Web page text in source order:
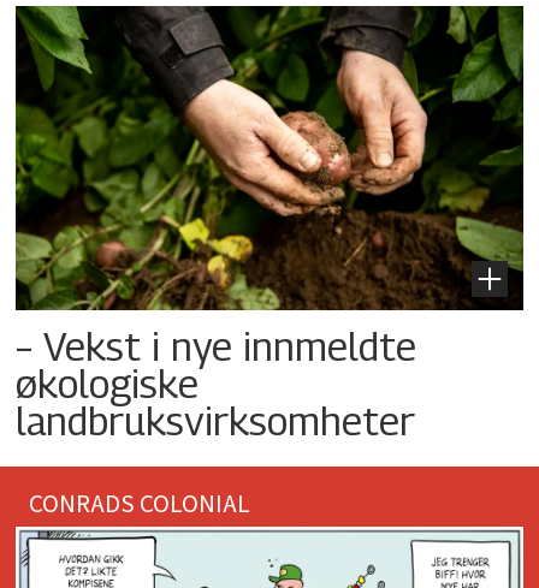
– Vekst i nye innmeldte
økologiske
landbruksvirksomheter
CONRADS COLONIAL